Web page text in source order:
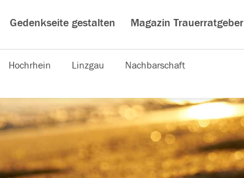
Gedenkseite gestalten Magazin Trauerratgeber
Hochrhein Linzgau Nachbarschaft